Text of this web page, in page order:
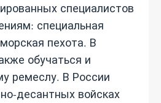
специалистов
специальная
пехота. В
обучаться и
ремеслу. В России
десантных войсках